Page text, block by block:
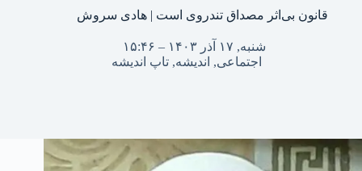
قانون بی‌اثر مصداق تندروی است | هادی سروش
شنبه, ۱۷ آذر ۱۴۰۳ – ۱۵:۴۶
اجتماعی, اندیشه,تاپ اندیشه